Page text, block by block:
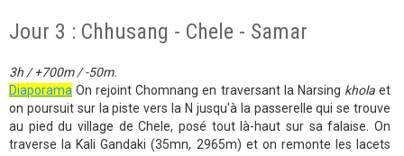
Jour 3 : Chhusang - Chele - Samar
3h / +700m / -50m.
Diaporama On rejoint Chomnang en traversant la Narsing kholaet
on poursuit sur la piste vers la N jusqu'à la passerelle qui se trouve
au pied du village de Chele, posé tout là-haut sur sa falaise. On
traverse la Kali Gandaki (35mn, 2965m) et on remonte les lacets